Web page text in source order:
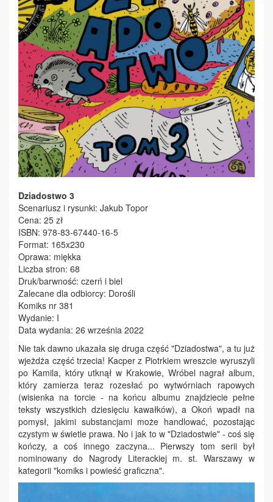
Dziadostwo 3
Scenariusz i rysunki: Jakub Topor
Cena: 25 zł
ISBN: 978-83-67440-16-5
Format: 165x230
Oprawa: miękka
Liczba stron: 68
Druk/barwność: czerń i biel
Zalecane dla odbiorcy: Dorośli
Komiks nr 381
Wydanie: I
Data wydania: 26 września 2022
Nie tak dawno ukazała się druga część "Dziadostwa", a tu już
wjeżdża część trzecia! Kacper z Piotrkiem wreszcie wyruszyli
po Kamila, który utknął w Krakowie, Wróbel nagrał album,
który zamierza teraz rozesłać po wytwórniach rapowych
(wisienka na torcie - na końcu albumu znajdziecie pełne
teksty wszystkich dziesięciu kawałków), a Okoń wpadł na
pomysł, jakimi substancjami może handlować, pozostając
czystym w świetle prawa. No i jak to w "Dziadostwie" - coś się
kończy, a coś innego zaczyna... Pierwszy tom serii był
nominowany do Nagrody Literackiej m. st. Warszawy w
kategorii "komiks i powieść graficzna".